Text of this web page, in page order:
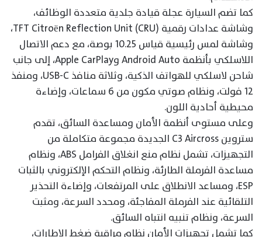
كما تضم السيارة عجلة قيادة جلدية متعددة الوظائف،
وشاشة عدادات رقمية TFT Citroën Reflection Unit (CRU)،
وشاشة لمس رئيسية قياس 10.25 بوصة، مع دعم الاتصال
اللاسلكي بأنظمة Android Auto وApple CarPlay، إلى جانب
شاحن لاسلكي للهواتف الذكية، وثلاثة منافذ USB-C، ومنفذ
12 فولت، ونظام صوتي مكون من 6 سماعات، وإضاءة
محيطية أحادية اللون.
وعلى مستوى أنظمة الأمان ومساعدة السائق، تقدم
ستروين C3 Aircross الجديدة مجموعة متكاملة من
التجهيزات، تشمل نظام منع انغلاق الفرامل ABS، ونظام
مساعدة الفرملة الطارئة، ونظام التحكم الإلكتروني بالثبات
ESP، ومساعد الانطلاق على المرتفعات، وإضاءة التحذير
التلقائية عند الفرملة المفاجئة، ومحدد السرعة، ومثبت
السرعة، ونظام تنبيه انتباه السائق.
كما تشمل تجهيزات الأمان نظام مراقبة ضغط الإطارات،